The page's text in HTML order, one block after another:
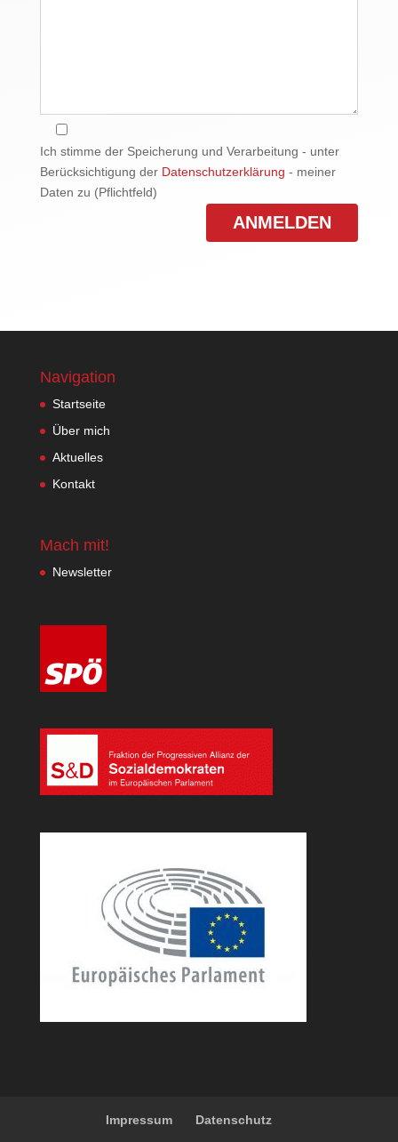
Ich stimme der Speicherung und Verarbeitung - unter
Berücksichtigung der Datenschutzerklärung - meiner
Daten zu (Pflichtfeld)
Navigation
Startseite
Über mich
Aktuelles
Kontakt
Mach mit!
Newsletter
Impressum Datenschutz